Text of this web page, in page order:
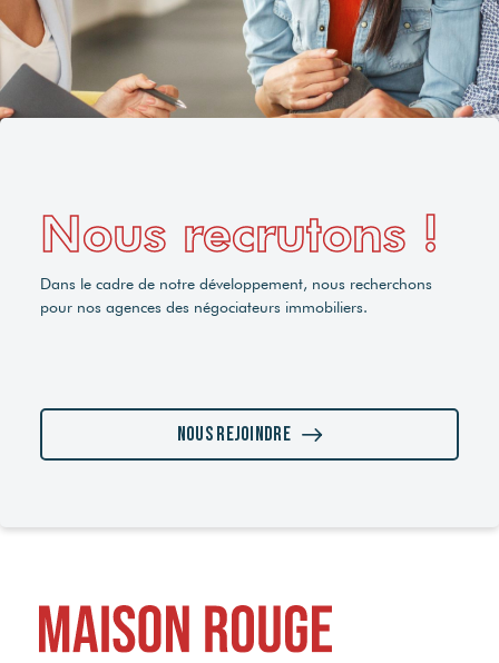
Nous recrutons !
Dans le cadre de notre développement, nous recherchons
pour nos agences des négociateurs immobiliers.
Nous rejoindre